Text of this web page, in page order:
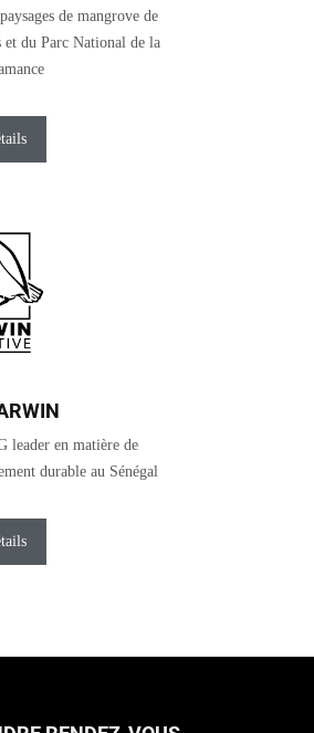
de mangrove de
du Parc National de la
leader en matière de
durable au Sénégal